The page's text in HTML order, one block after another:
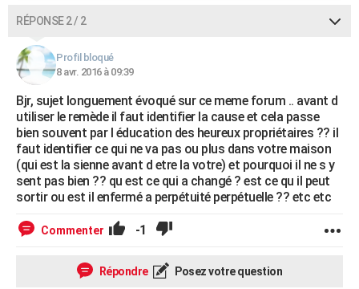
RÉPONSE 2 / 2
Profil bloqué
8 avr. 2016 à 09:39
Bjr, sujet longuement évoqué sur ce meme forum .. avant d
utiliser le remède il faut identifier la cause et cela passe
bien souvent par l éducation des heureux propriétaires ?? il
faut identifier ce qui ne va pas ou plus dans votre maison
(qui est la sienne avant d etre la votre) et pourquoi il ne s y
sent pas bien ?? qu est ce qui a changé ? est ce qu il peut
sortir ou est il enfermé a perpétuité perpétuelle ?? etc etc
Commenter -1
Répondre Posez votre question